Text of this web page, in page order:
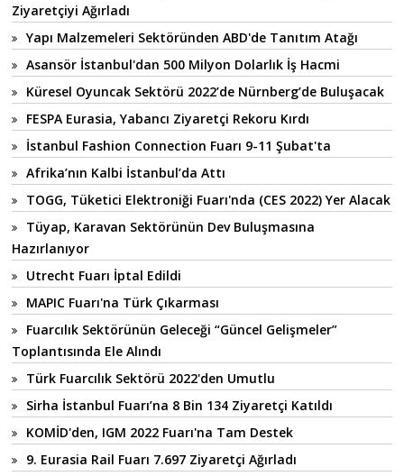
Ziyaretçiyi Ağırladı
Yapı Malzemeleri Sektöründen ABD'de Tanıtım Atağı
Asansör İstanbul'dan 500 Milyon Dolarlık İş Hacmi
Küresel Oyuncak Sektörü 2022’de Nürnberg’de Buluşacak
FESPA Eurasia, Yabancı Ziyaretçi Rekoru Kırdı
İstanbul Fashion Connection Fuarı 9-11 Şubat'ta
Afrika’nın Kalbi İstanbul’da Attı
TOGG, Tüketici Elektroniği Fuarı'nda (CES 2022) Yer Alacak
Tüyap, Karavan Sektörünün Dev Buluşmasına
Hazırlanıyor
Utrecht Fuarı İptal Edildi
MAPIC Fuarı'na Türk Çıkarması
Fuarcılık Sektörünün Geleceği “Güncel Gelişmeler”
Toplantısında Ele Alındı
Türk Fuarcılık Sektörü 2022'den Umutlu
Sirha İstanbul Fuarı’na 8 Bin 134 Ziyaretçi Katıldı
KOMİD'den, IGM 2022 Fuarı'na Tam Destek
9. Eurasia Rail Fuarı 7.697 Ziyaretçi Ağırladı